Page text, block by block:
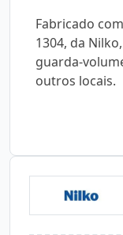
Fabricado
1304, da
guarda-
outros locais.